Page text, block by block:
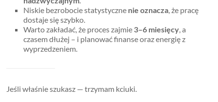
Niskie bezrobocie statystyczne nie oznacza, że pracę
dostaje się szybko.
Warto zakładać, że proces zajmie 3–6 miesięcy, a
czasem dłużej – i planować finanse oraz energię z
wyprzedzeniem.
Jeśli właśnie szukasz — trzymam kciuki.